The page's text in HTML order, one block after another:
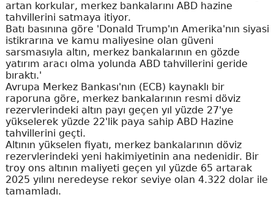
artan korkular, merkez bankalarını ABD hazine
tahvillerini satmaya itiyor.
Batı basınına göre 'Donald Trump'ın Amerika'nın siyasi
istikrarına ve kamu maliyesine olan güveni
sarsmasıyla altın, merkez bankalarının en gözde
yatırım aracı olma yolunda ABD tahvillerini geride
bıraktı.'
Avrupa Merkez Bankası'nın (ECB) kaynaklı bir
raporuna göre, merkez bankalarının resmi döviz
rezervlerindeki altın payı geçen yıl yüzde 27'ye
yükselerek yüzde 22'lik paya sahip ABD Hazine
tahvillerini geçti.
Altının yükselen fiyatı, merkez bankalarının döviz
rezervlerindeki yeni hakimiyetinin ana nedenidir. Bir
troy ons altının maliyeti geçen yıl yüzde 65 artarak
2025 yılını neredeyse rekor seviye olan 4.322 dolar ile
tamamladı.